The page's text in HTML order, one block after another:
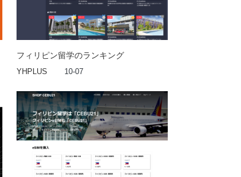
フィリピン留学のランキング
YHPLUS 10-07